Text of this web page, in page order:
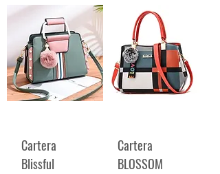
Cartera
Blissful
Cartera
BLOSSOM